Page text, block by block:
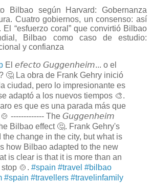
Bilbao según Harvard: Gobernanza
Cuatro gobiernos, un consenso: así
El “esfuerzo coral” que convirtió Bilbao
Bilbao como caso de estudio:
y confianza
El 𝘦𝘧𝘦𝘤𝘵𝘰 𝘎𝘶𝘨𝘨𝘦𝘯𝘩𝘦𝘪𝘮... o el
🤔 La obra de Frank Gehry inició
ciudad, pero lo impresionante es
adaptó a los nuevos tiempos 🎨.
es que es una parada más que
------------- The 𝘎𝘶𝘨𝘨𝘦𝘯𝘩𝘦𝘪𝘮
Bilbao effect 🤔. Frank Gehry's
change in the city, but what is
how Bilbao adapted to the new
is clear is that it is more than an
🍲. #spain #travel #bilbao
#spain #travellers #travelinfamily